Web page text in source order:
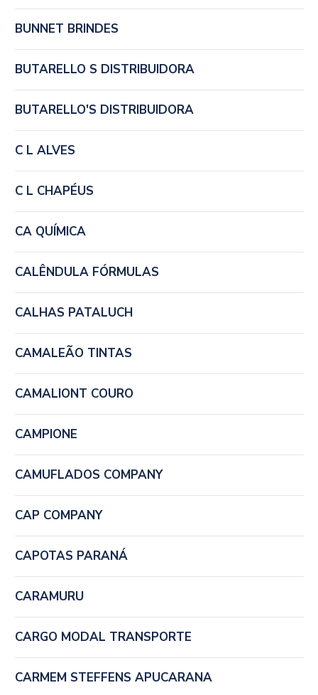
BUNNET BRINDES
BUTARELLO S DISTRIBUIDORA
BUTARELLO'S DISTRIBUIDORA
C L ALVES
C L CHAPÉUS
CA QUÍMICA
CALÊNDULA FÓRMULAS
CALHAS PATALUCH
CAMALEÃO TINTAS
CAMALIONT COURO
CAMPIONE
CAMUFLADOS COMPANY
CAP COMPANY
CAPOTAS PARANÁ
CARAMURU
CARGO MODAL TRANSPORTE
CARMEM STEFFENS APUCARANA